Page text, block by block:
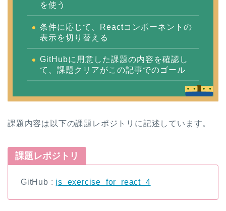
を使う
条件に応じて、Reactコンポーネントの
表示を切り替える
GitHubに用意した課題の内容を確認し
て、課題クリアがこの記事でのゴール
課題内容は以下の課題レポジトリに記述しています。
課題レポジトリ
GitHub : js_exercise_for_react_4